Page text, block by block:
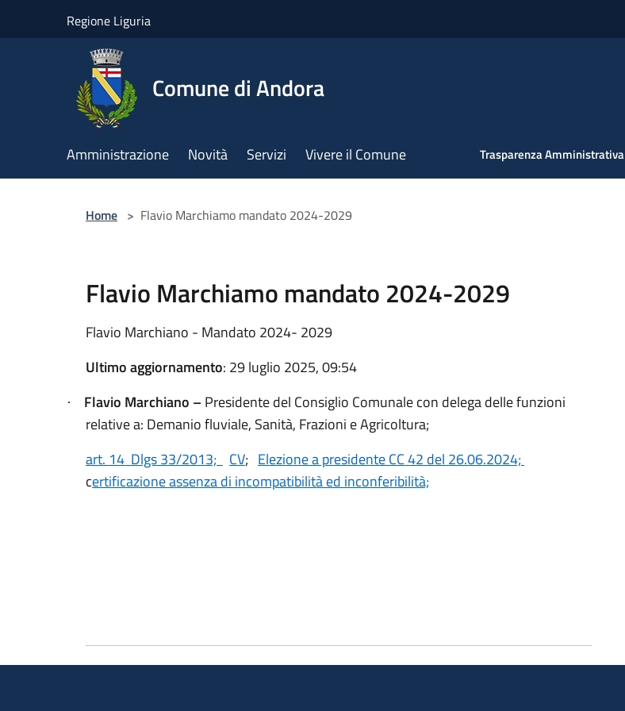
Regione Liguria
Comune di Andora
Amministrazione Novità Servizi Vivere il Comune Trasparenza Amministrativa
Home > Flavio Marchiamo mandato 2024-2029
Flavio Marchiamo mandato 2024-2029
Flavio Marchiano - Mandato 2024- 2029
Ultimo aggiornamento: 29 luglio 2025, 09:54
· Flavio Marchiano – Presidente del Consiglio Comunale con delega delle funzioni
relative a: Demanio fluviale, Sanità, Frazioni e Agricoltura;
art. 14 Dlgs 33/2013;
CV; Elezione a presidente CC 42 del 26.06.2024;
certificazione assenza di incompatibilità ed inconferibilità;